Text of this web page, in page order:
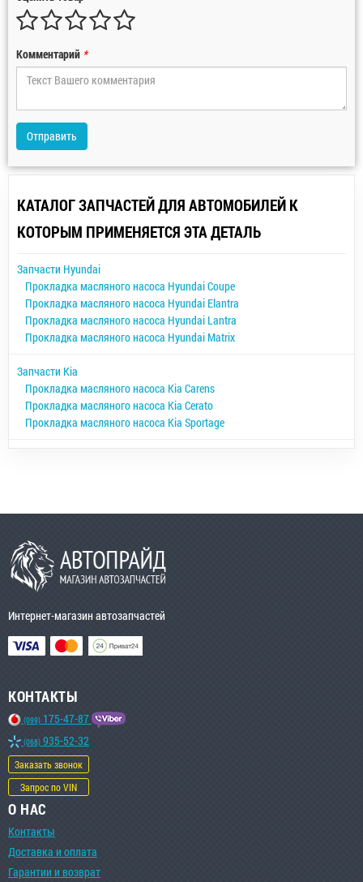
Комментарий *
Отправить
КАТАЛОГ ЗАПЧАСТЕЙ ДЛЯ АВТОМОБИЛЕЙ К
КОТОРЫМ ПРИМЕНЯЕТСЯ ЭТА ДЕТАЛЬ
Запчасти Hyundai
Прокладка масляного насоса Hyundai Coupe
Прокладка масляного насоса Hyundai Elantra
Прокладка масляного насоса Hyundai Lantra
Прокладка масляного насоса Hyundai Matrix
Запчасти Kia
Прокладка масляного насоса Kia Carens
Прокладка масляного насоса Kia Cerato
Прокладка масляного насоса Kia Sportage
Интернет-магазин автозапчастей
КОНТАКТЫ
(099) 175-47-87
(068) 935-52-32
Заказать звонок
Запрос по VIN
О НАС
Контакты
Доставка и оплата
Гарантии и возврат